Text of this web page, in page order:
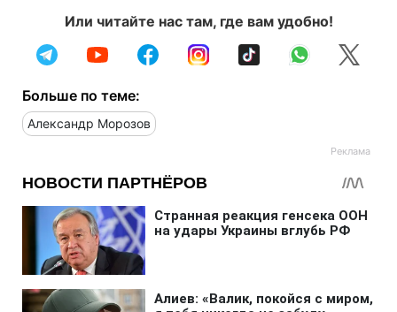
Или читайте нас там, где вам удобно!
Больше по теме:
Александр Морозов